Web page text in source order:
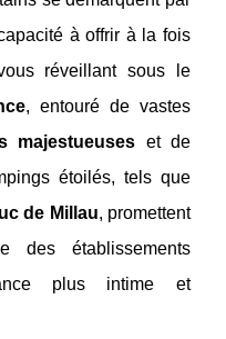
à offrir à la fois
réveillant sous le
, entouré de vastes
majestueuses et de
étoilés, tels que
de Millau, promettent
des établissements
plus intime et